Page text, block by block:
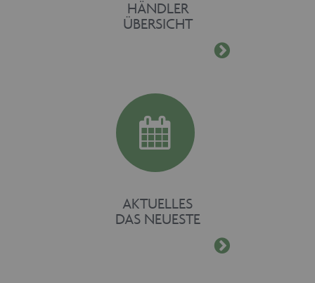
HÄNDLER
ÜBERSICHT
AKTUELLES
DAS NEUESTE